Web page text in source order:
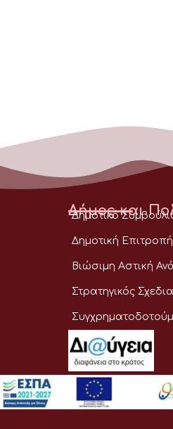
Δήμος και
Δημοτικό
Δημοτική Επιτροπή
Βιώσιμη Αστική
Στρατηγικός